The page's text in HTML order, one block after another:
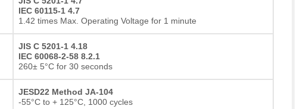
IEC 60115-1 4.7
1.42 times Max. Operating Voltage for 1 minute
JIS C 5201-1 4.18
IEC 60068-2-58 8.2.1
260± 5°C for 30 seconds
JESD22 Method JA-104
-55°C to + 125°C, 1000 cycles